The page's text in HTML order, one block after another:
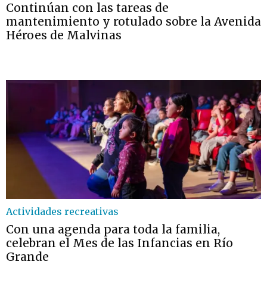
Continúan con las tareas de
mantenimiento y rotulado sobre la Avenida
Héroes de Malvinas
Actividades recreativas
Con una agenda para toda la familia,
celebran el Mes de las Infancias en Río
Grande